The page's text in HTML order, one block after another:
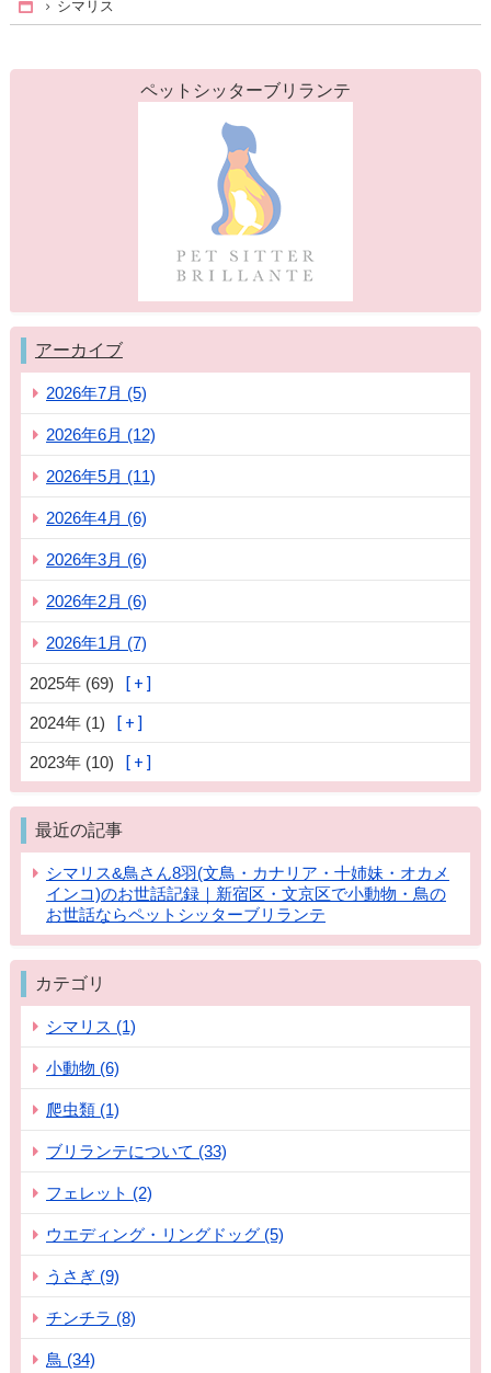
Home
シマリス
ペットシッターブリランテ
アーカイブ
2026年7月 (5)
2026年6月 (12)
2026年5月 (11)
2026年4月 (6)
2026年3月 (6)
2026年2月 (6)
2026年1月 (7)
2025年 (69)
2024年 (1)
2023年 (10)
最近の記事
シマリス&鳥さん8羽(文鳥・カナリア・十姉妹・オカメ
インコ)のお世話記録｜新宿区・文京区で小動物・鳥の
お世話ならペットシッターブリランテ
カテゴリ
シマリス (1)
小動物 (6)
爬虫類 (1)
ブリランテについて (33)
フェレット (2)
ウエディング・リングドッグ (5)
うさぎ (9)
チンチラ (8)
鳥 (34)